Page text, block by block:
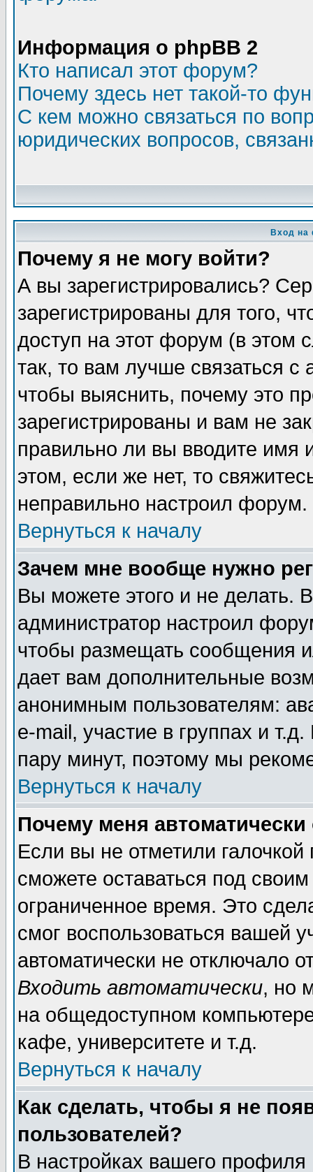
Информация о phpBB 2
Кто написал этот форум?
Почему здесь нет такой-то
С кем можно связаться по
юридических вопросов,
Вход на
Почему я не могу войти?
А вы зарегистрировались?
зарегистрированы для того,
доступ на этот форум (в этом
так, то вам лучше связаться
чтобы выяснить, почему это
зарегистрированы и вам не
правильно ли вы вводите
этом, если же нет, то
неправильно настроил форум.
Вернуться к началу
Зачем мне вообще нужно
Вы можете этого и не делать.
администратор настроил
чтобы размещать сообщения
дает вам дополнительные
анонимным пользователям:
e-mail, участие в группах и
пару минут, поэтому мы
Вернуться к началу
Почему меня автоматически
Если вы не отметили галочкой
сможете оставаться под
ограниченное время. Это
смог воспользоваться вашей
автоматически не отключало
Входить автоматически, но
на общедоступном
кафе, университете и т.д.
Вернуться к началу
Как сделать, чтобы я не
пользователей?
В настройках вашего